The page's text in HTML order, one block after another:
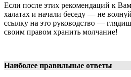
Если после этих рекомендаций к
халатах и начали беседу — не
ссылку на это руководство —
своим правом хранить молчание!
Наиболее правильные ответы